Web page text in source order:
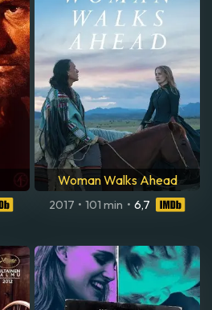
Woman Walks Ahead
2017 • 101 min • 6,7